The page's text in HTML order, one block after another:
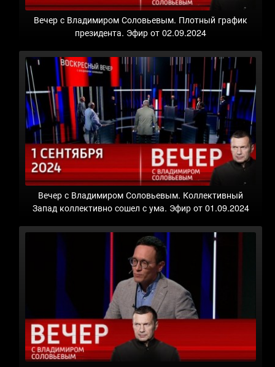
Вечер с Владимиром Соловьевым. Плотный график
президента. Эфир от 02.09.2024
Вечер с Владимиром Соловьевым. Коллективный
Запад коллективно сошел с ума. Эфир от 01.09.2024